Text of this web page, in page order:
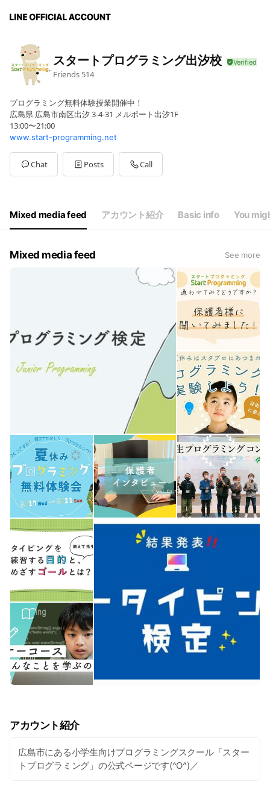
スタートプログラミング出汐校
Friends 514
プログラミング無料体験授業開催中！
広島県 広島市南区出汐 3-4-31 メルポート出汐1F
13:00〜21:00
www.start-programming.net
Chat Posts Call
Mixed media feed アカウント紹介 Basic info You
Mixed media feed See more
アカウント紹介
広島市にある小学生向けプログラミングスクール「スター
トプログラミング」の公式ページです(^O^)／